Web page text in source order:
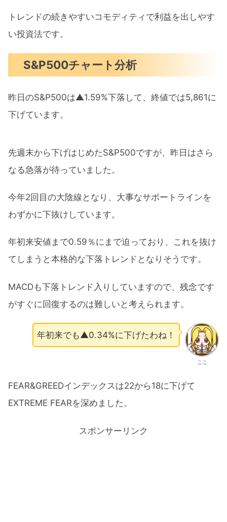
トレンドの続きやすいコモディティで利益を出しやす
い投資法です。
S&P500チャート分析
昨日のS&P500は▲1.59%下落して、終値では5,861に
下げています。
先週末から下げはじめたS&P500ですが、昨日はさら
なる急落が待っていました。
今年2回目の大陰線となり、大事なサポートラインを
わずかに下抜けしています。
年初来安値まで0.59％にまで迫っており、これを抜け
てしまうと本格的な下落トレンドとなりそうです。
MACDも下落トレンド入りしていますので、残念です
がすぐに回復するのは難しいと考えられます。
ここ
年初来でも▲0.34%に下げたわね！
FEAR&GREEDインデックスは22から18に下げて
EXTREME FEARを深めました。
スポンサーリンク